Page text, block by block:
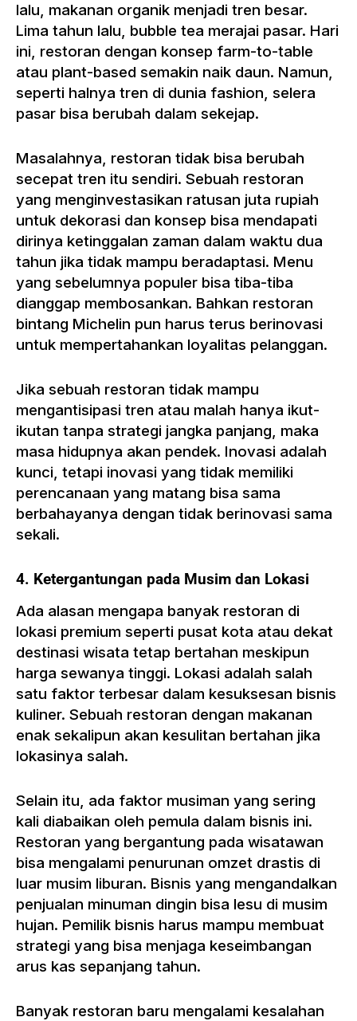
lalu, makanan organik menjadi tren besar.
Lima tahun lalu, bubble tea merajai pasar. Hari
ini, restoran dengan konsep farm-to-table
atau plant-based semakin naik daun. Namun,
seperti halnya tren di dunia fashion, selera
pasar bisa berubah dalam sekejap.
Masalahnya, restoran tidak bisa berubah
secepat tren itu sendiri. Sebuah restoran
yang menginvestasikan ratusan juta rupiah
untuk dekorasi dan konsep bisa mendapati
dirinya ketinggalan zaman dalam waktu dua
tahun jika tidak mampu beradaptasi. Menu
yang sebelumnya populer bisa tiba-tiba
dianggap membosankan. Bahkan restoran
bintang Michelin pun harus terus berinovasi
untuk mempertahankan loyalitas pelanggan.
Jika sebuah restoran tidak mampu
mengantisipasi tren atau malah hanya ikut-
ikutan tanpa strategi jangka panjang, maka
masa hidupnya akan pendek. Inovasi adalah
kunci, tetapi inovasi yang tidak memiliki
perencanaan yang matang bisa sama
berbahayanya dengan tidak berinovasi sama
sekali.
4. Ketergantungan pada Musim dan Lokasi
Ada alasan mengapa banyak restoran di
lokasi premium seperti pusat kota atau dekat
destinasi wisata tetap bertahan meskipun
harga sewanya tinggi. Lokasi adalah salah
satu faktor terbesar dalam kesuksesan bisnis
kuliner. Sebuah restoran dengan makanan
enak sekalipun akan kesulitan bertahan jika
lokasinya salah.
Selain itu, ada faktor musiman yang sering
kali diabaikan oleh pemula dalam bisnis ini.
Restoran yang bergantung pada wisatawan
bisa mengalami penurunan omzet drastis di
luar musim liburan. Bisnis yang mengandalkan
penjualan minuman dingin bisa lesu di musim
hujan. Pemilik bisnis harus mampu membuat
strategi yang bisa menjaga keseimbangan
arus kas sepanjang tahun.
Banyak restoran baru mengalami kesalahan